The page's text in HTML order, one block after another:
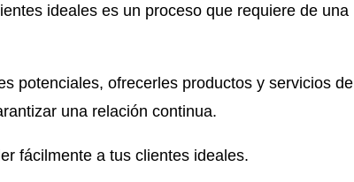
ideales es un proceso que requiere de una
potenciales, ofrecerles productos y servicios de
una relación continua.
fácilmente a tus clientes ideales.